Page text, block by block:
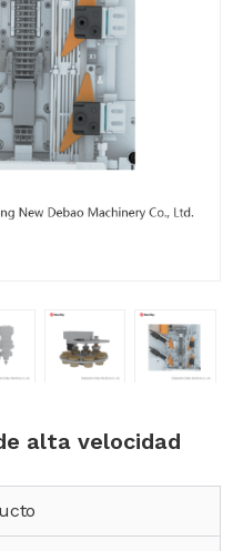
alta velocidad